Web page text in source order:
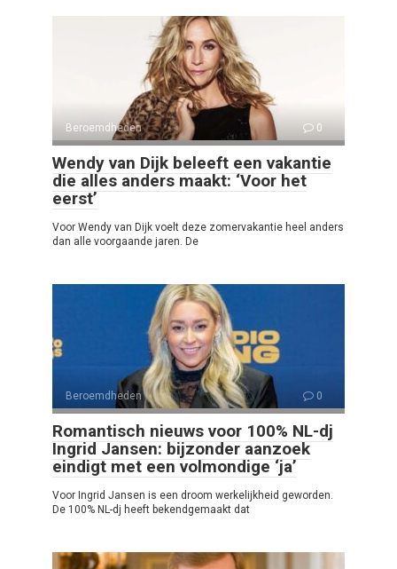
Beroemdheden 0
Wendy van Dijk beleeft een vakantie
die alles anders maakt: ‘Voor het
eerst’
Voor Wendy van Dijk voelt deze zomervakantie heel anders
dan alle voorgaande jaren. De
Beroemdheden 0
Romantisch nieuws voor 100% NL-dj
Ingrid Jansen: bijzonder aanzoek
eindigt met een volmondige ‘ja’
Voor Ingrid Jansen is een droom werkelijkheid geworden.
De 100% NL-dj heeft bekendgemaakt dat